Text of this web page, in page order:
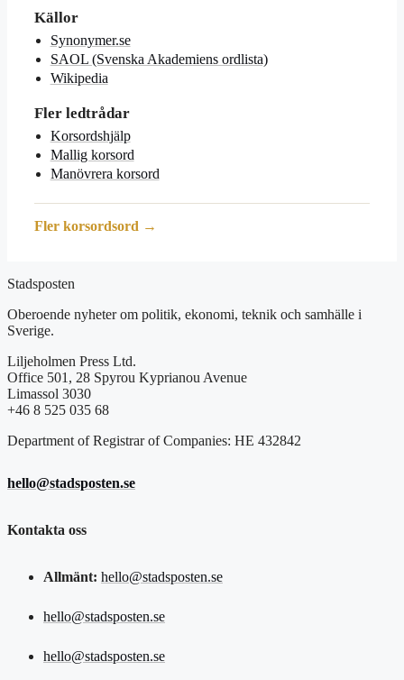
Källor
Synonymer.se
SAOL (Svenska Akademiens ordlista)
Wikipedia
Fler ledtrådar
Korsordshjälp
Mallig korsord
Manövrera korsord
Fler korsordsord →
Stadsposten
Oberoende nyheter om politik, ekonomi, teknik och samhälle i
Sverige.
Liljeholmen Press Ltd.
Office 501, 28 Spyrou Kyprianou Avenue
Limassol 3030
+46 8 525 035 68
Department of Registrar of Companies: HE 432842
hello@stadsposten.se
Kontakta oss
Allmänt: hello@stadsposten.se
hello@stadsposten.se
hello@stadsposten.se